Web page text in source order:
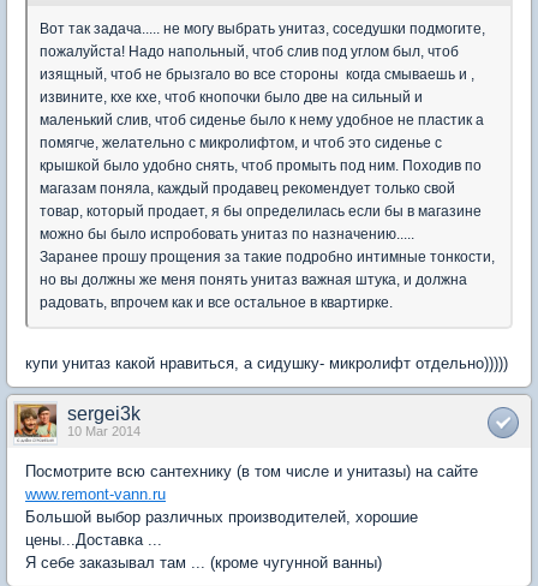
Вот так задача..... не могу выбрать унитаз, соседушки подмогите,
пожалуйста! Надо напольный, чтоб слив под углом был, чтоб
изящный, чтоб не брызгало во все стороны когда смываешь и ,
извините, кхе кхе, чтоб кнопочки было две на сильный и
маленький слив, чтоб сиденье было к нему удобное не пластик а
помягче, желательно с микролифтом, и чтоб это сиденье с
крышкой было удобно снять, чтоб промыть под ним. Походив по
магазам поняла, каждый продавец рекомендует только свой
товар, который продает, я бы определилась если бы в магазине
можно бы было испробовать унитаз по назначению.....
Заранее прошу прощения за такие подробно интимные тонкости,
но вы должны же меня понять унитаз важная штука, и должна
радовать, впрочем как и все остальное в квартирке.
купи унитаз какой нравиться, а сидушку- микролифт отдельно)))))
sergei3k
10 Mar 2014
Посмотрите всю сантехнику (в том числе и унитазы) на сайте
www.remont-vann.ru
Большой выбор различных производителей, хорошие
цены...Доставка ...
Я себе заказывал там ... (кроме чугунной ванны)